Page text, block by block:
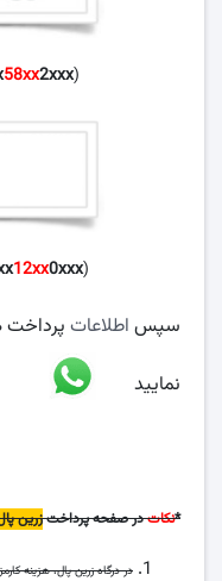
(
58xx2xxx
(
12xx0xxx
سپس اطلاعات پرداخت
نمایید
*نکاتدر صفحه پرداختزرین
در درگاه زرین پال، هزینه